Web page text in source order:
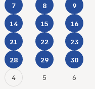
7 8 9
14 15 16
21 22 23
28 29 30
4 5 6